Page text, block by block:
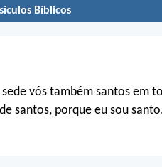
Bíblicos
vós também santos em
santos, porque eu sou